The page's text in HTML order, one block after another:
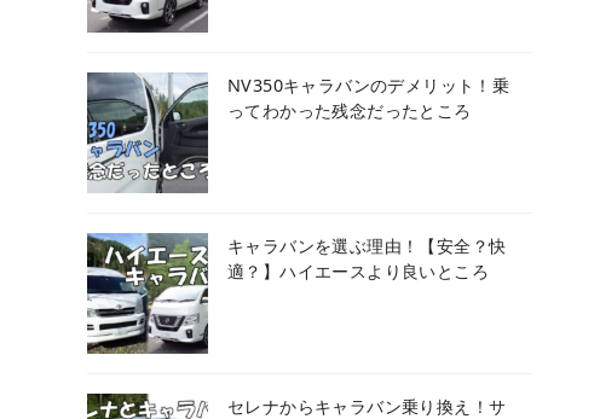
NV350キャラバンのデメリット！乗
ってわかった残念だったところ
キャラバンを選ぶ理由！【安全？快
適？】ハイエースより良いところ
セレナからキャラバン乗り換え！サ